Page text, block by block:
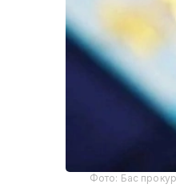
Фото: Бас